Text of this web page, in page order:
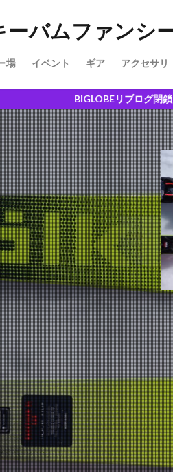
ーバムファンシ
場 イベント ギア アクセサリ
リブログ閉鎖に伴い、こちらに移